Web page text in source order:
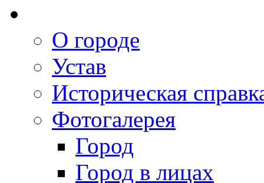
О городе
Устав
Историческая
Фотогалерея
Город
Город в лицах